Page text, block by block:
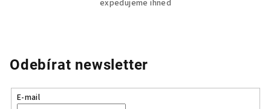
expedujeme ihned
Odebírat newsletter
E-mail